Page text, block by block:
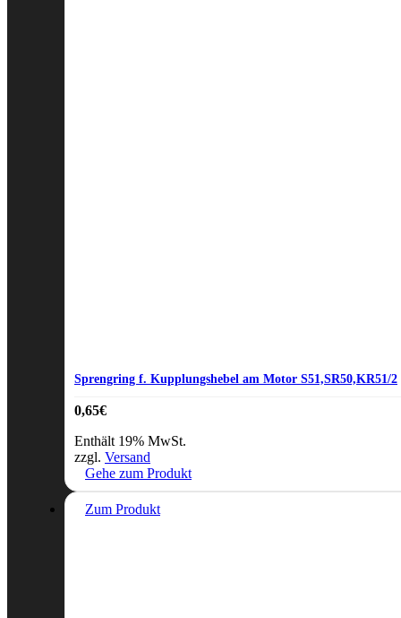
Sprengring f. Kupplungshebel am Motor S51,SR50,KR51/2
0,65€
Enthält 19% MwSt.
zzgl. Versand
Gehe zum Produkt
Zum Produkt